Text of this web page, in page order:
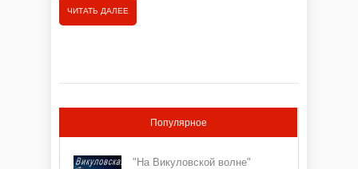
ЧИТАТЬ ДАЛЕЕ
Популярное
"На Викуловской волне"